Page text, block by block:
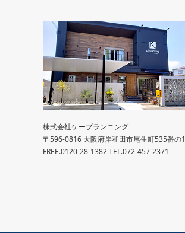
株式会社ケープランニング
〒596-0816 大阪府岸和田市尾生町535番の1
FREE.0120-28-1382 TEL.072-457-2371